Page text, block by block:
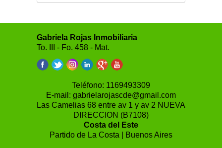
Gabriela Rojas Inmobiliaria
To. III - Fo. 458 - Mat.
Teléfono: 1169493309
E-mail: gabrielarojascde@gmail.com
Las Camelias 68 entre av 1 y av 2 NUEVA
DIRECCION (B7108)
Costa del Este
Partido de La Costa | Buenos Aires